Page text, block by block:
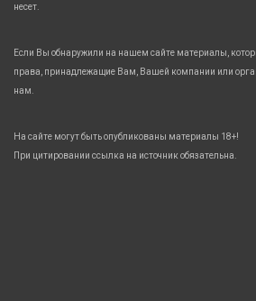
несет.
Если Вы обнаружили на нашем сайте материалы,
права, принадлежащие Вам, Вашей компании или
нам.
На сайте могут быть опубликованы материалы 18+!
При цитировании ссылка на источник обязательна.